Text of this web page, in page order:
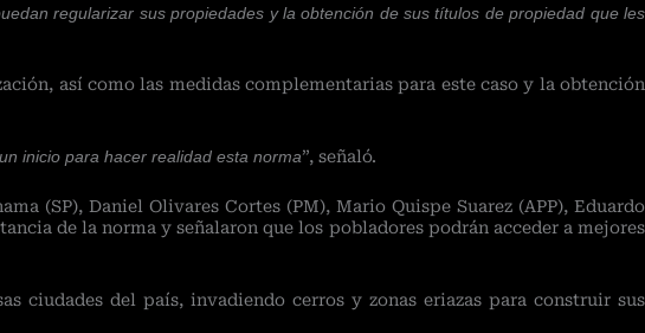
regularizar sus propiedades y la obtención de sus títulos de propiedad que les
así como las medidas complementarias para este caso y la obtención
inicio para hacer realidad esta norma”, señaló.
(SP), Daniel Olivares Cortes (PM), Mario Quispe Suarez (APP), Eduardo
de la norma y señalaron que los pobladores podrán acceder a mejores
ciudades del país, invadiendo cerros y zonas eriazas para construir sus